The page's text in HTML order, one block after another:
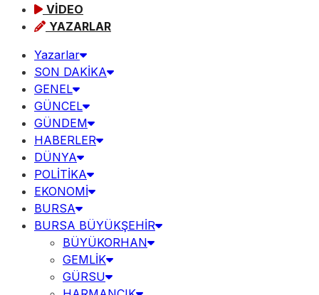
VİDEO
YAZARLAR
Yazarlar
SON DAKİKA
GENEL
GÜNCEL
GÜNDEM
HABERLER
DÜNYA
POLİTİKA
EKONOMİ
BURSA
BURSA BÜYÜKŞEHİR
BÜYÜKORHAN
GEMLİK
GÜRSU